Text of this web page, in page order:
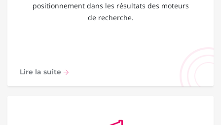
positionnement dans les résultats des moteurs
de recherche.
Lire la suite